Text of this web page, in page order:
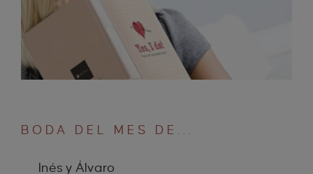
BODA DEL MES DE...
Inés y Álvaro